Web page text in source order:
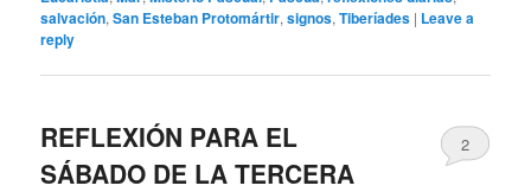
salvación,San Esteban Protomártir,signos,Tiberíades | Leave a
reply
REFLEXIÓN PARA EL
SÁBADO DE LA TERCERA
2